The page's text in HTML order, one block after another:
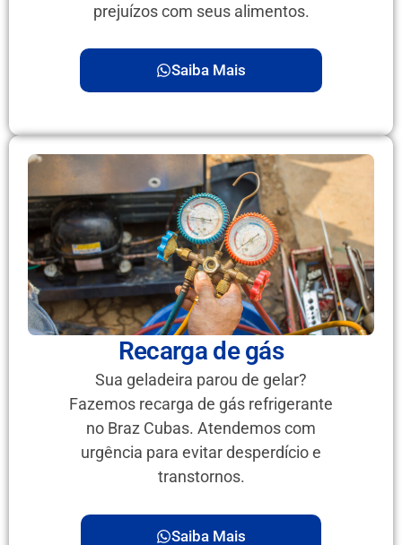
prejuízos com seus alimentos.
Saiba Mais
Recarga de gás
Sua geladeira parou de gelar?
Fazemos recarga de gás refrigerante
no Braz Cubas. Atendemos com
urgência para evitar desperdício e
transtornos.
Saiba Mais